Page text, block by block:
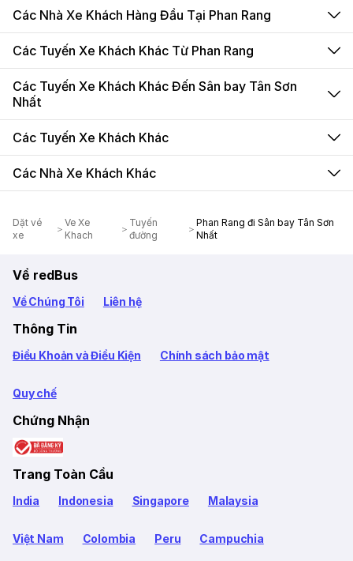
Các Nhà Xe Khách Hàng Đầu Tại Phan Rang
Các Tuyến Xe Khách Khác Từ Phan Rang
Các Tuyến Xe Khách Khác Đến Sân bay Tân Sơn
Nhất
Các Tuyến Xe Khách Khác
Các Nhà Xe Khách Khác
Dặt vé
xe
Ve Xe
Khach
Tuyến
đường
Phan Rang đi Sân bay Tân Sơn
Nhất
Về redBus
Về Chúng Tôi Liên hệ
Thông Tin
Điều Khoản và Điều Kiện Chính sách bảo mật
Quy chế
Chứng Nhận
Trang Toàn Cầu
India Indonesia Singapore Malaysia
Việt Nam Colombia Peru Campuchia